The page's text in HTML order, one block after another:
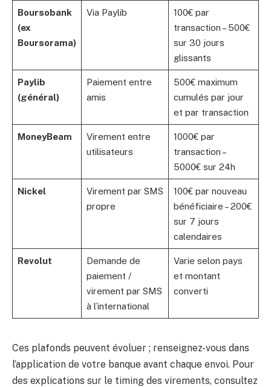
Boursobank
(ex
Boursorama)
Via Paylib
100€ par
transaction – 500€
sur 30 jours
glissants
Paylib
(général)
Paiement entre
amis
500€ maximum
cumulés par jour
et par transaction
MoneyBeam
Virement entre
utilisateurs
1000€ par
transaction –
5000€ sur 24h
Nickel
Virement par SMS
propre
100€ par nouveau
bénéficiaire – 200€
sur 7 jours
calendaires
Revolut
Demande de
paiement /
virement par SMS
à l’international
Varie selon pays
et montant
converti
Ces plafonds peuvent évoluer ; renseignez-vous dans
l’application de votre banque avant chaque envoi. Pour
des explications sur le timing des virements, consultez